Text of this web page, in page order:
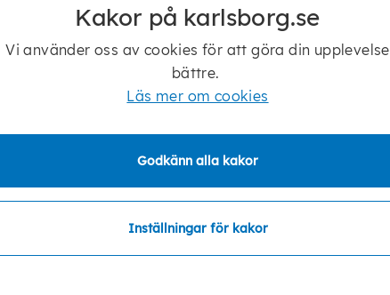
Medicinskt ansvarig sjuksköterska (MAS)
Socialförvaltningen
0505-17000 (växel)
socialkontor@karlsborg.se
Kakor på karlsborg.se
Vi använder oss av cookies för att göra din upplevelse
bättre.
Läs mer om cookies
Godkänn alla kakor
Inställningar för kakor